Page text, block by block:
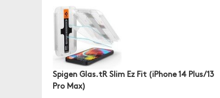
Spigen Glas.tR Slim Ez Fit (iPhone 14 Plus/13
Pro Max)